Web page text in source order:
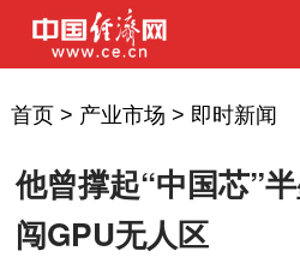
首页> 产业市场 > 即时新闻
他曾撑起“中国芯”
闯GPU无人区